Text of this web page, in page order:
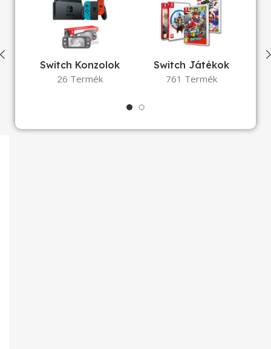
Switch Konzolok
26 Termék
Switch Játékok
761 Termék